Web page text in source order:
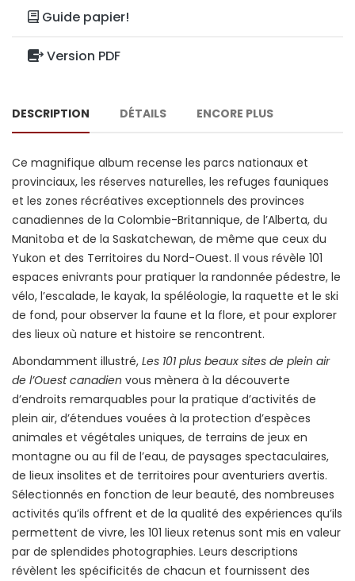
Guide papier!
Version PDF
DESCRIPTION DÉTAILS ENCORE PLUS
Ce magnifique album recense les parcs nationaux et
provinciaux, les réserves naturelles, les refuges fauniques
et les zones récréatives exceptionnels des provinces
canadiennes de la Colombie-Britannique, de l’Alberta, du
Manitoba et de la Saskatchewan, de même que ceux du
Yukon et des Territoires du Nord-Ouest. Il vous révèle 101
espaces enivrants pour pratiquer la randonnée pédestre, le
vélo, l’escalade, le kayak, la spéléologie, la raquette et le ski
de fond, pour observer la faune et la flore, et pour explorer
des lieux où nature et histoire se rencontrent.
Abondamment illustré, Les 101 plus beaux sites de plein air
de l’Ouest canadien vous mènera à la découverte
d’endroits remarquables pour la pratique d’activités de
plein air, d’étendues vouées à la protection d’espèces
animales et végétales uniques, de terrains de jeux en
montagne ou au fil de l’eau, de paysages spectaculaires,
de lieux insolites et de territoires pour aventuriers avertis.
Sélectionnés en fonction de leur beauté, des nombreuses
activités qu’ils offrent et de la qualité des expériences qu’ils
permettent de vivre, les 101 lieux retenus sont mis en valeur
par de splendides photographies. Leurs descriptions
révèlent les spécificités de chacun et fournissent des